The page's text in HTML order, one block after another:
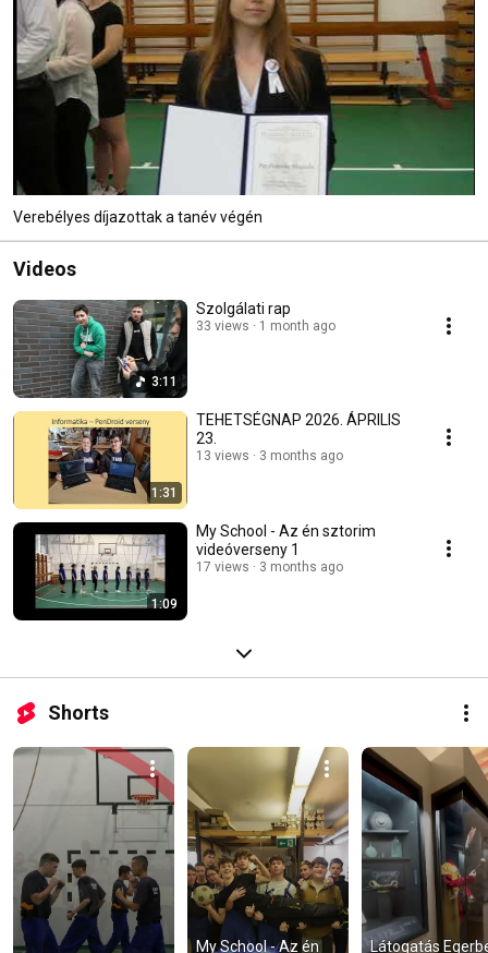
Verebélyes díjazottak a tanév végén
Videos
3:11
Szolgálati rap
33 views 1 month ago
1:31
TEHETSÉGNAP 2026. ÁPRILIS
23.
13 views 3 months ago
1:09
My School - Az én sztorim
videóverseny 1
17 views 3 months ago
Shorts
My School - Az én Látogatás